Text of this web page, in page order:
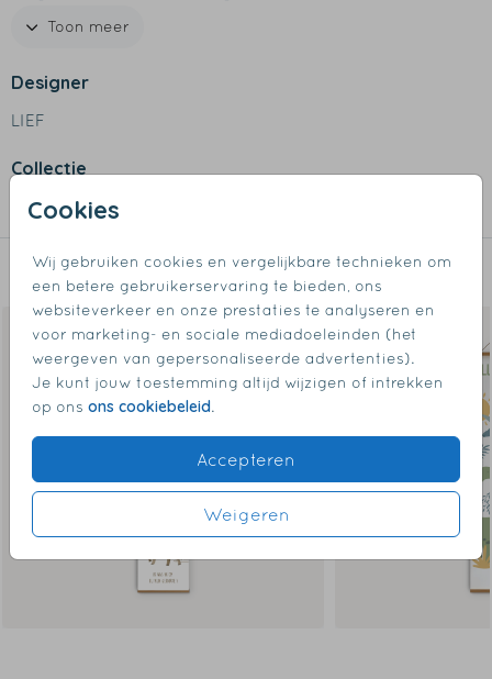
Cookies
Wij gebruiken cookies en vergelijkbare technieken om
een betere gebruikerservaring te bieden, ons
websiteverkeer en onze prestaties te analyseren en
voor marketing- en sociale mediadoeleinden (het
weergeven van gepersonaliseerde advertenties).
Je kunt jouw toestemming altijd wijzigen of intrekken
op ons ons cookiebeleid.
Accepteren
Weigeren
wens aan te passen in onze online editor.
- Formaat: 140 x 30 cm
- Materiaal: gemaakt van stevig canvas
- Bestel gemakkelijk de donker bruine houten latjes er
bij
- Latjes worden niet standaard meegeleverd
Toon meer
Designer
LIEF
Collectie
Groeimeters
Dit vind je misschien ook leuk